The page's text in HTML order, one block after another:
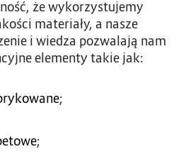
żewykorzystujemy
materiały, a nasze
i wiedza pozwalają nam
elementy takie jak:
;
;